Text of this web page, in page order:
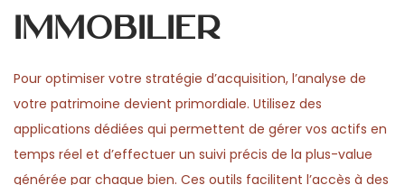
immobilier
Pour optimiser votre stratégie d’acquisition, l’analyse de
votre patrimoine devient primordiale. Utilisez des
applications dédiées qui permettent de gérer vos actifs en
temps réel et d’effectuer un suivi précis de la plus-value
générée par chaque bien. Ces outils facilitent l’accès à des